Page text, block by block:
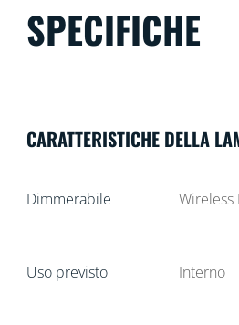
SPECIFICHE
CARATTERISTICHE DELLA
Dimmerabile Wireless
Uso previsto Interno